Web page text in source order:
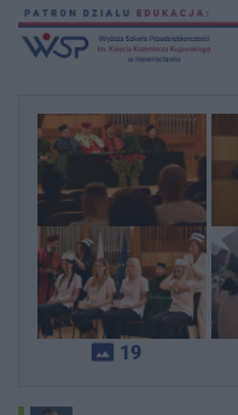
photo_size_select_actual 19